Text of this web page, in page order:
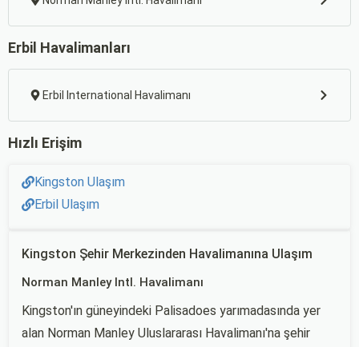
Erbil Havalimanları
Erbil International Havalimanı
Hızlı Erişim
Kingston Ulaşım
Erbil Ulaşım
Kingston Şehir Merkezinden Havalimanına Ulaşım
Norman Manley Intl. Havalimanı
Kingston'ın güneyindeki Palisadoes yarımadasında yer
alan Norman Manley Uluslararası Havalimanı'na şehir